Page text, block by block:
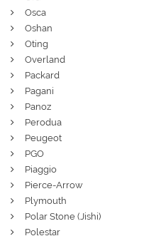
Osca
Oshan
Oting
Overland
Packard
Pagani
Panoz
Perodua
Peugeot
PGO
Piaggio
Pierce-Arrow
Plymouth
Polar Stone (Jishi)
Polestar